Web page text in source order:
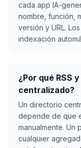
cada app IA-
nombre, función,
versión y URL.
indexación
¿Por qué RSS
centralizado?
Un directorio
depende de que
manualmente. Un
cualquier